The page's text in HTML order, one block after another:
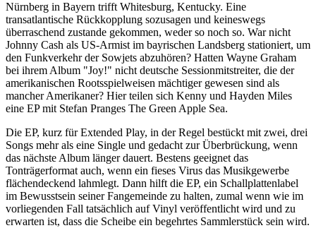
Nürnberg in Bayern trifft Whitesburg, Kentucky. Eine
transatlantische Rückkopplung sozusagen und keineswegs
überraschend zustande gekommen, weder so noch so. War nicht
Johnny Cash als US-Armist im bayrischen Landsberg stationiert, um
den Funkverkehr der Sowjets abzuhören? Hatten Wayne Graham
bei ihrem Album "Joy!" nicht deutsche Sessionmitstreiter, die der
amerikanischen Rootsspielweisen mächtiger gewesen sind als
mancher Amerikaner? Hier teilen sich Kenny und Hayden Miles
eine EP mit Stefan Pranges The Green Apple Sea.
Die EP, kurz für Extended Play, in der Regel bestückt mit zwei, drei
Songs mehr als eine Single und gedacht zur Überbrückung, wenn
das nächste Album länger dauert. Bestens geeignet das
Tonträgerformat auch, wenn ein fieses Virus das Musikgewerbe
flächendeckend lahmlegt. Dann hilft die EP, ein Schallplattenlabel
im Bewusstsein seiner Fangemeinde zu halten, zumal wenn wie im
vorliegenden Fall tatsächlich auf Vinyl veröffentlicht wird und zu
erwarten ist, dass die Scheibe ein begehrtes Sammlerstück sein wird.